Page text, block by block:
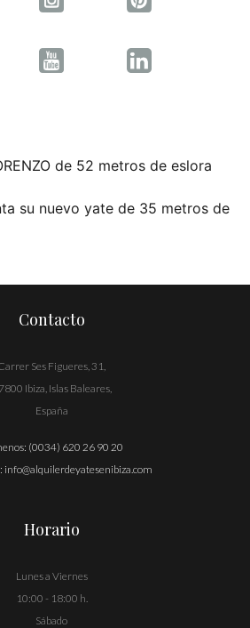
de 52 metros de eslora
su nuevo yate de 35 metros de
Contacto
Ses Figueres, 31,
Ibiza, Islas Baleares,
España
(0034) 620 26 90 20
info@alquilerdeyatesenibiza.com
Horario
Lunes a Viernes
10:00 - 18:00 h.
Sábado